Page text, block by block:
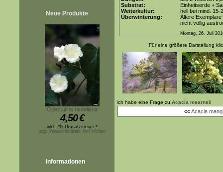
Neue Produkte
Operculina riedeliana
4,50€
inkl. 7% Umsatzsteuer *
zzgl.Versandkosten, hier klicken
Informationen
Substrat:
Einheitserde +
Weiterkultur:
hell bei mind. 15-
Überwinterung:
Ältere
nicht völlig
Montag, 26. Juli
Für eine größere Darstellung
Ich habe eine Frage zu Acacia mearnsii
««Acacia